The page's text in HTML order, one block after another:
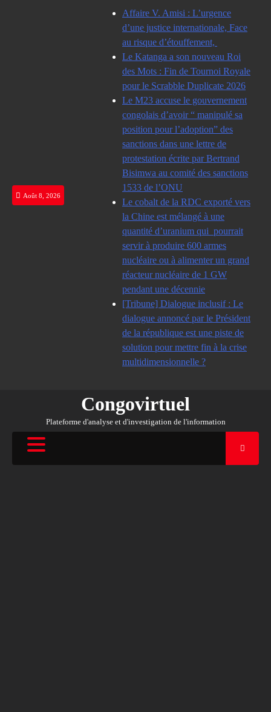
Août 8, 2026
Affaire V. Amisi : L’urgence
d’une justice internationale, Face
au risque d’étouffement,
Le Katanga a son nouveau Roi
des Mots : Fin de Tournoi Royale
pour le Scrabble Duplicate 2026
Le M23 accuse le gouvernement
congolais d’avoir “ manipulé sa
position pour l’adoption” des
sanctions dans une lettre de
protestation écrite par Bertrand
Bisimwa au comité des sanctions
1533 de l’ONU
Le cobalt de la RDC exporté vers
la Chine est mélangé à une
quantité d’uranium qui pourrait
servir à produire 600 armes
nucléaire ou à alimenter un grand
réacteur nucléaire de 1 GW
pendant une décennie
[Tribune] Dialogue inclusif : Le
dialogue annoncé par le Président
de la république est une piste de
solution pour mettre fin à la crise
multidimensionnelle ?
Congovirtuel
Plateforme d'analyse et d'investigation de l'information